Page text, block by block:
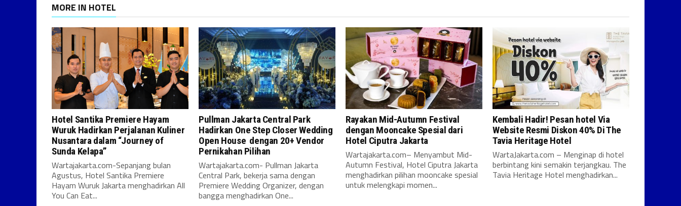
MORE IN HOTEL
Hotel Santika Premiere Hayam
Wuruk Hadirkan Perjalanan Kuliner
Nusantara dalam “Journey of
Sunda Kelapa”
Wartajakarta.com-Sepanjang bulan
Agustus, Hotel Santika Premiere
Hayam Wuruk Jakarta menghadirkan All
You Can Eat...
Pullman Jakarta Central Park
Hadirkan One Step Closer Wedding
Open House dengan 20+ Vendor
Pernikahan Pilihan
Wartajakarta.com- Pullman Jakarta
Central Park, bekerja sama dengan
Premiere Wedding Organizer, dengan
bangga menghadirkan One...
Rayakan Mid-Autumn Festival
dengan Mooncake Spesial dari
Hotel Ciputra Jakarta
Wartajakarta.com– Menyambut Mid-
Autumn Festival, Hotel Ciputra Jakarta
menghadirkan pilihan mooncake spesial
untuk melengkapi momen...
Kembali Hadir! Pesan hotel Via
Website Resmi Diskon 40% Di The
Tavia Heritage Hotel
WartaJakarta.com – Menginap di hotel
berbintang kini semakin terjangkau. The
Tavia Heritage Hotel menghadirkan...